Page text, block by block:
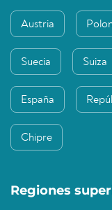
Austria
Suecia Suiza
España
Chipre
Regiones